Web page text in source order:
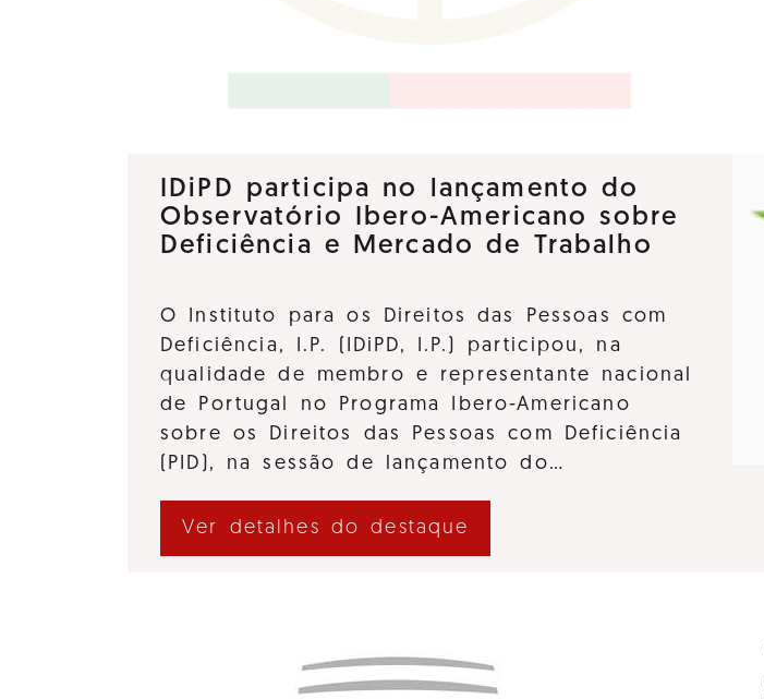
IDiPD participa no lançamento do
Observatório Ibero-Americano sobre
Deficiência e Mercado de Trabalho
O Instituto para os Direitos das Pessoas com
Deficiência, I.P. (IDiPD, I.P.) participou, na
qualidade de membro e representante nacional
de Portugal no Programa Ibero-Americano
sobre os Direitos das Pessoas com Deficiência
(PID), na sessão de lançamento do…
Ver detalhes do destaque